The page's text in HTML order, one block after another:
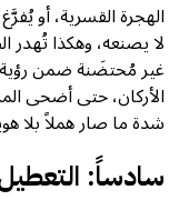
الهجرة القسرية، أو
لا يصنعه، وهكذا تُهدر
غير مُحتضَنة ضمن رؤية
الأركان، حتى أضحى
شدة ما صار هملاً بلا
سادساً: